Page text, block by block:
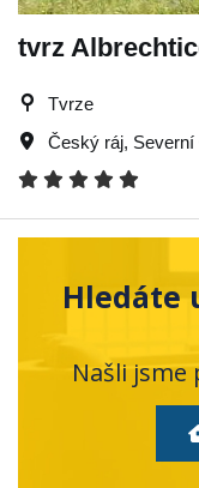
tvrz
Tvrze
Český ráj, Severní
Hledáte
Našli